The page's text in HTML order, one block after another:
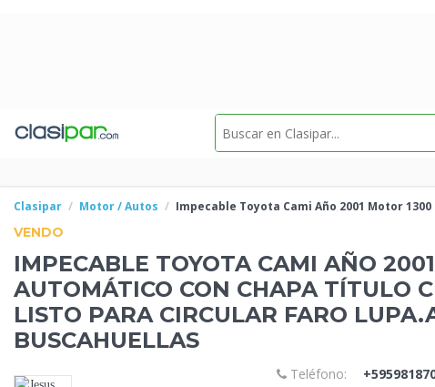
Clasipar Motor / Autos Impecable Toyota Cami Año 2001 Motor
VENDO
IMPECABLE TOYOTA CAMI AÑO
AUTOMÁTICO CON CHAPA TÍTULO
LISTO PARA CIRCULAR FARO
BUSCAHUELLAS
Teléfono: